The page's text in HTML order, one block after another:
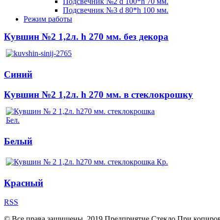
Подсвечник №3 d 80*h 100 мм.
Режим работы
Кувшин №2 1,2л. h 270 мм. без декора
Синий
Кувшин №2 1,2л. h 270 мм. в стеклокрошку
Белый
Красный
RSS